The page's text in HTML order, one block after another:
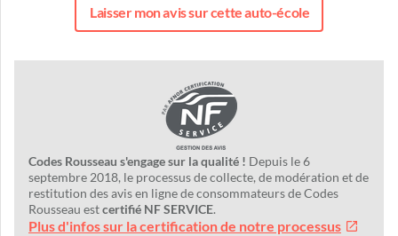
Laisser mon avis sur cette auto-école
Codes Rousseau s'engage sur la qualité ! Depuis le 6
septembre 2018, le processus de collecte, de modération et de
restitution des avis en ligne de consommateurs de Codes
Rousseau estcertifié NF SERVICE.
Plus d'infos sur la certification de notre processus